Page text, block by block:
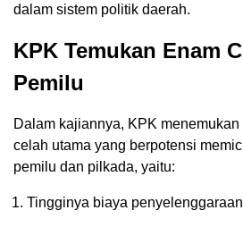
dalam sistem politik daerah.
KPK Temukan Enam
Pemilu
Dalam kajiannya, KPK
celah utama yang berpotensi
pemilu dan pilkada, yaitu:
Tingginya biaya